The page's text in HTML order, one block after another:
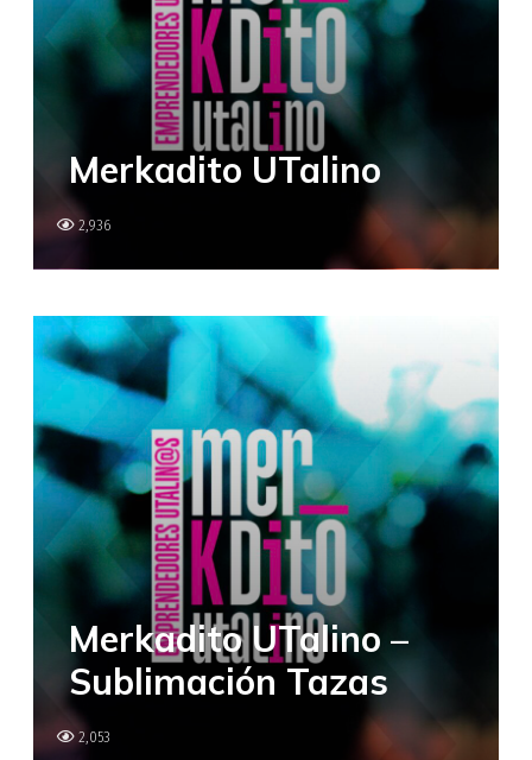
Merkadito UTalino
2,936
Merkadito UTalino –
Sublimación Tazas
2,053